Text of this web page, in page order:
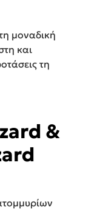
μοναδική
και
τη
&